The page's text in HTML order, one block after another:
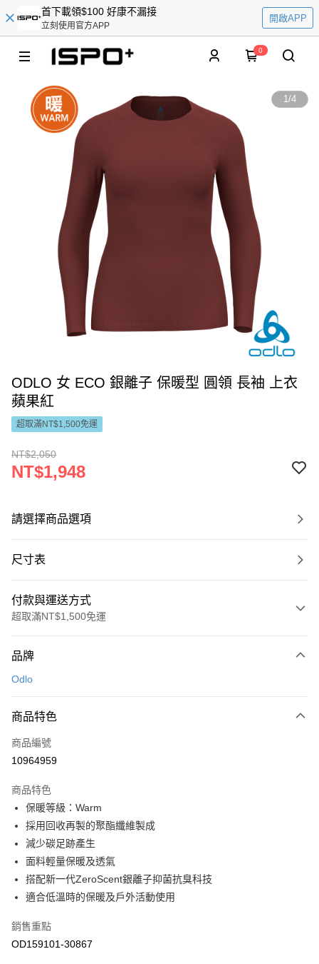
首下載領$100 好康不漏接
立刻使用官方APP
開啟APP
0
1/4
ODLO 女 ECO 銀離子 保暖型 圓領 長袖 上衣
蘋果紅
超取滿NT$1,500免運
NT$2,050
NT$1,948
請選擇商品選項
尺寸表
付款與運送方式
超取滿NT$1,500免運
信用卡一次付款
Apple Pay
悠遊付
7-11取貨(快速到店)
每筆NT$100，滿NT$1,500(含以上)免運費
宅配-本島
每筆NT$100，滿NT$1,500(含以上)免運費
品牌
Odlo
商品特色
商品編號
10964959
商品特色
保暖等級：Warm
採用回收再製的聚酯纖維製成
減少碳足跡產生
面料輕量保暖及透氣
搭配新一代ZeroScent銀離子抑菌抗臭科技
適合低溫時的保暖及戶外活動使用
銷售重點
OD159101-30867